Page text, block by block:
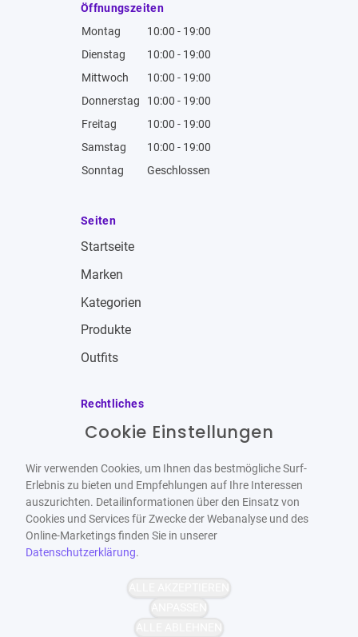
Öffnungszeiten
Montag
10:00 - 19:00
Dienstag
10:00 - 19:00
Mittwoch
10:00 - 19:00
Donnerstag
10:00 - 19:00
Freitag
10:00 - 19:00
Samstag
10:00 - 19:00
Sonntag
Geschlossen
Seiten
Startseite
Marken
Kategorien
Produkte
Outfits
Rechtliches
Impressum
Datenschutzbestimmungen
Widerrufsbelehrung
Barrierefrei
WCAG-2.1-AA
Bereitgestellt von
Cookie Einstellungen
Wir verwenden Cookies, um Ihnen das bestmögliche Surf-
Erlebnis zu bieten und Empfehlungen auf Ihre Interessen
auszurichten. Detailinformationen über den Einsatz von
Cookies und Services für Zwecke der Webanalyse und des
Online-Marketings finden Sie in unserer
Datenschutzerklärung.
ALLE AKZEPTIEREN
ANPASSEN
ALLE ABLEHNEN